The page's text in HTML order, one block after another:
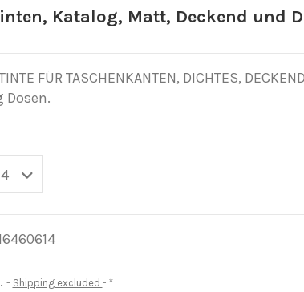
Katalog, Matt, Deckend und
FÜR TASCHENKANTEN, DICHTES,
Dosen.
Shipping excluded *